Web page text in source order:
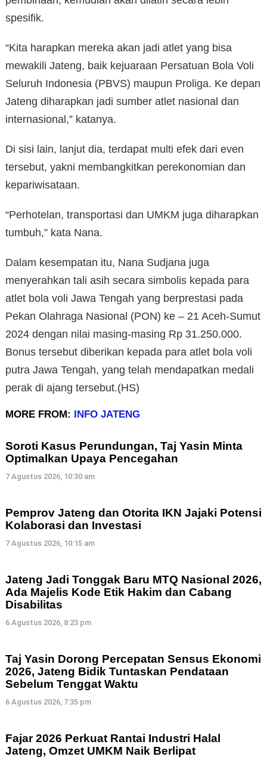
spesifik.
“Kita harapkan mereka akan jadi atlet yang bisa
mewakili Jateng, baik kejuaraan Persatuan Bola Voli
Seluruh Indonesia (PBVS) maupun Proliga. Ke depan
Jateng diharapkan jadi sumber atlet nasional dan
internasional,” katanya.
Di sisi lain, lanjut dia, terdapat multi efek dari even
tersebut, yakni membangkitkan perekonomian dan
kepariwisataan.
“Perhotelan, transportasi dan UMKM juga diharapkan
tumbuh,” kata Nana.
Dalam kesempatan itu, Nana Sudjana juga
menyerahkan tali asih secara simbolis kepada para
atlet bola voli Jawa Tengah yang berprestasi pada
Pekan Olahraga Nasional (PON) ke – 21 Aceh-Sumut
2024 dengan nilai masing-masing Rp 31.250.000.
Bonus tersebut diberikan kepada para atlet bola voli
putra Jawa Tengah, yang telah mendapatkan medali
perak di ajang tersebut.(HS)
MORE FROM: INFO JATENG
Soroti Kasus Perundungan, Taj Yasin Minta
Optimalkan Upaya Pencegahan
7 Agustus 2026, 10:30 am
Pemprov Jateng dan Otorita IKN Jajaki Potensi
Kolaborasi dan Investasi
7 Agustus 2026, 10:15 am
Jateng Jadi Tonggak Baru MTQ Nasional 2026,
Ada Majelis Kode Etik Hakim dan Cabang
Disabilitas
6 Agustus 2026, 8:23 pm
Taj Yasin Dorong Percepatan Sensus Ekonomi
2026, Jateng Bidik Tuntaskan Pendataan
Sebelum Tenggat Waktu
6 Agustus 2026, 7:35 pm
Fajar 2026 Perkuat Rantai Industri Halal
Jateng, Omzet UMKM Naik Berlipat